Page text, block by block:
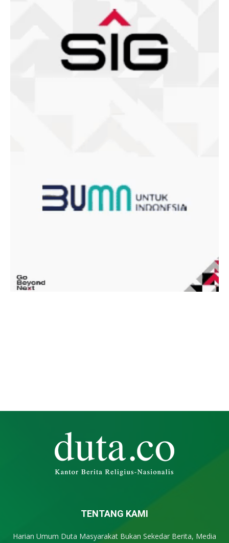
TENTANG KAMI
Harian Umum Duta Masyarakat Bukan Sekedar Berita, Media